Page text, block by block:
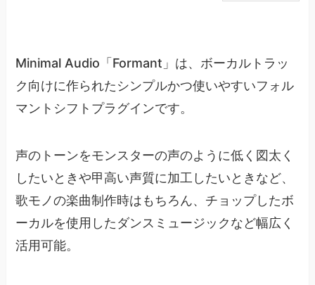
Minimal Audio「Formant」は、ボーカルトラッ
ク向けに作られたシンプルかつ使いやすいフォル
マントシフトプラグインです。
声のトーンをモンスターの声のように低く図太く
したいときや甲高い声質に加工したいときなど、
歌モノの楽曲制作時はもちろん、チョップしたボ
ーカルを使用したダンスミュージックなど幅広く
活用可能。